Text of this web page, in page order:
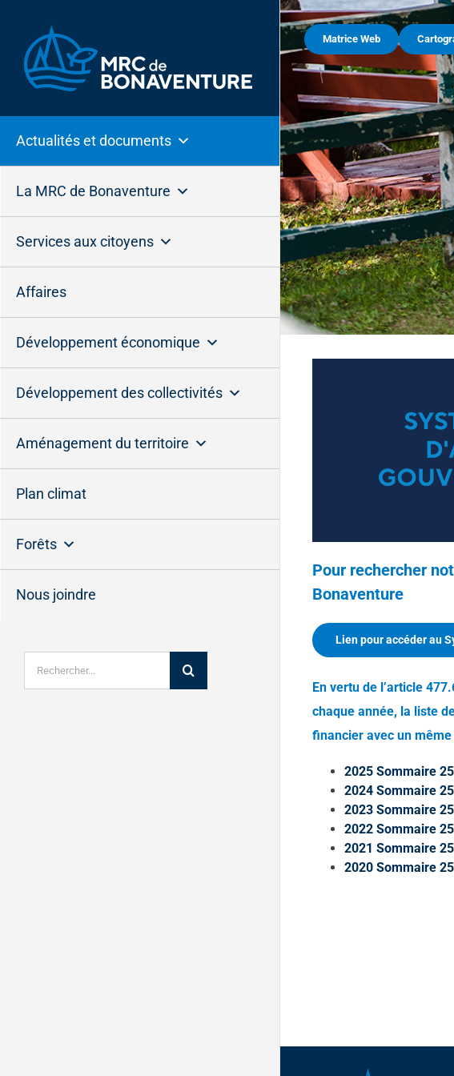
contenu
Actualités et documents
La MRC de Bonaventure
Services aux citoyens
Affaires
Développement économique
Développement des collectivités
Aménagement du territoire
Plan climat
Forêts
Nous joindre
Matrice Web
Pour rechercher
Bonaventure
Lien pour accéder au
En vertu de l’article
chaque année, la liste
financier avec un
2025 Sommaire
2024 Sommaire
2023 Sommaire
2022 Sommaire
2021 Sommaire
2020 Sommaire